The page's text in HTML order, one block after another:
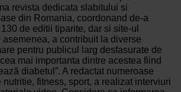
revista dedicata slabitului si
din Romania, coordonand de-a
de editii tiparite, dar si site-ul
a contribuit la diverse
pentru publicul larg desfasurate de
mai importanta dintre acestea fiind
diabetul”. A redactat numeroase
nutritie, fitness, sport, a realizat interviuri